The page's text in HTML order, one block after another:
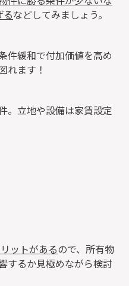
るなどしてみましょう。
件緩和で付加価値を高め
れます！
。立地や設備は家賃設定
ットがあるので、所有物
するか見極めながら検討